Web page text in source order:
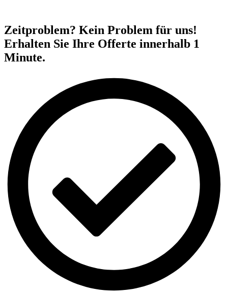
Zeitproblem? Kein Problem für uns!
Erhalten Sie Ihre Offerte innerhalb 1
Minute.